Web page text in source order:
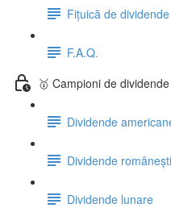
Fițuică de dividende
F.A.Q.
🥇 Campioni de dividende
Dividende
Dividende românești
Dividende lunare